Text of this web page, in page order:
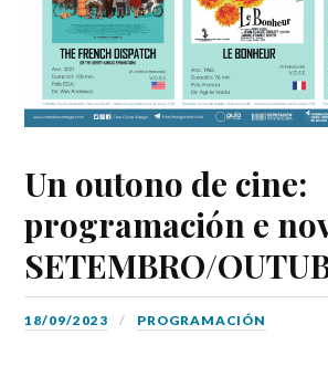
Un outono de cine:
programación e
SETEMBRO/
18/09/2023 PROGRAMACIÓN